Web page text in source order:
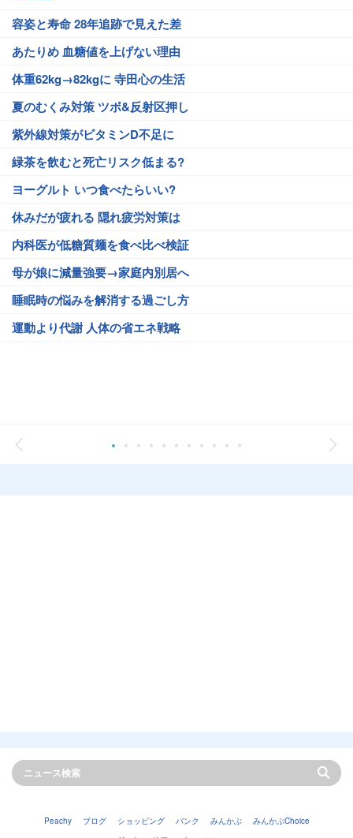
容姿と寿命 28年追跡で見えた差
あたりめ 血糖値を上げない理由
体重62kg→82kgに 寺田心の生活
夏のむくみ対策 ツボ&反射区押し
紫外線対策がビタミンD不足に
緑茶を飲むと死亡リスク低まる?
ヨーグルト いつ食べたらいい?
休みだが疲れる 隠れ疲労対策は
内科医が低糖質麺を食べ比べ検証
母が娘に減量強要→家庭内別居へ
睡眠時の悩みを解消する過ごし方
運動より代謝 人体の省エネ戦略
Peachy ブログ ショッピング バンク みんかぶ
みんかぶChoice